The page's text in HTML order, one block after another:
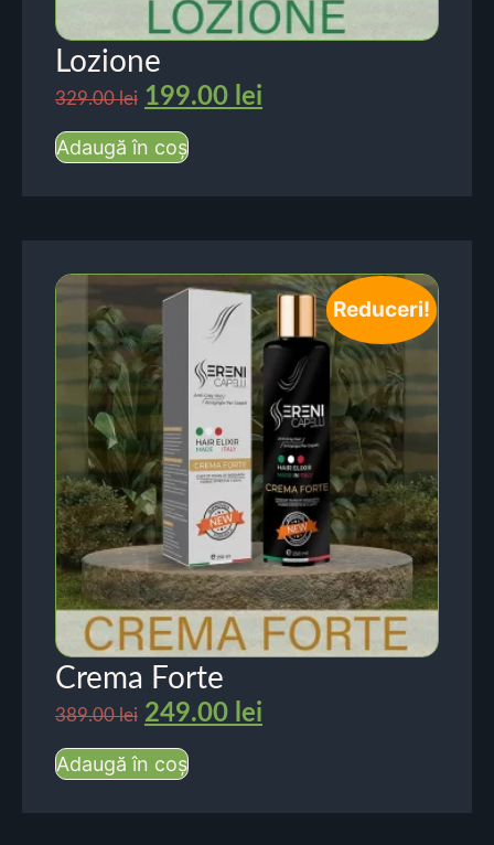
Lozione
329.00lei 199.00 lei
Adaugă în coș
Reduceri!
Crema Forte
389.00lei 249.00 lei
Adaugă în coș